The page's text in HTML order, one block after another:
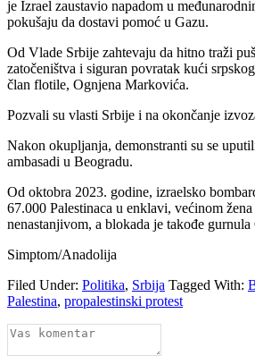
je Izrael zaustavio napadom u
pokušaju da dostavi pomoć u Gazu.
Od Vlade Srbije zahtevaju da hitno traži
zatočeništva i siguran povratak kući
član flotile, Ognjena Markovića.
Pozvali su vlasti Srbije i na okončanje
Nakon okupljanja, demonstranti su se
ambasadi u Beogradu.
Od oktobra 2023. godine, izraelsko
67.000 Palestinaca u enklavi, većinom
nenastanjivom, a blokada je takođe gurnula
Simptom/Anadolija
Filed Under: Politika, Srbija Tagged With:
Palestina, propalestinski protest